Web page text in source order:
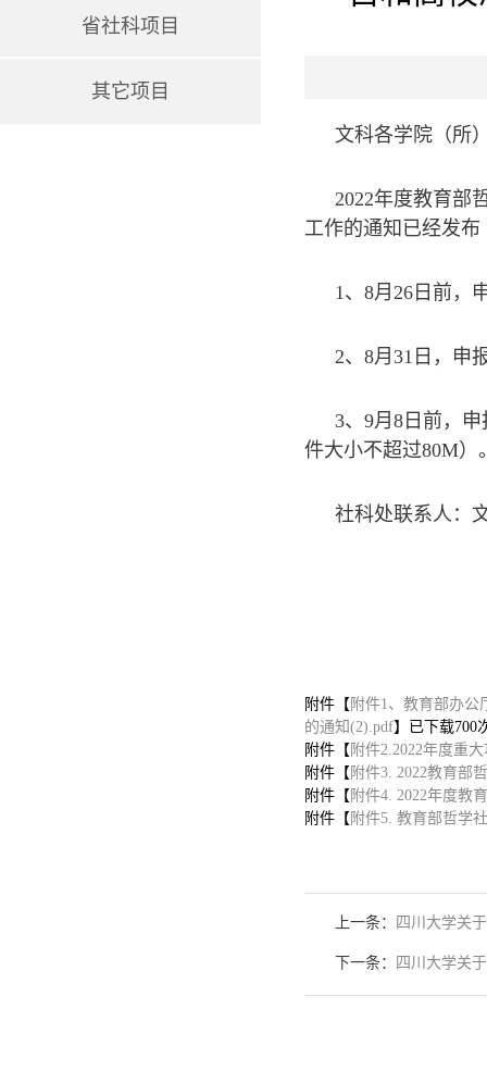
省社科项目
其它项目
文科各学院（所
2022年度教育部
工作的通知已经发
1、8月26日前，
2、8月31日，申
3、9月8日前，
件大小不超过80M）
社科处联系人：
附件【 附件1、教育部办公
的通知(2).pdf】已下载700
附件【 附件2.2022年度重
附件【 附件3. 2022教育部
附件【 附件4. 2022年度教
附件【 附件5. 教育部哲学
上一条： 四川大学关
下一条： 四川大学关